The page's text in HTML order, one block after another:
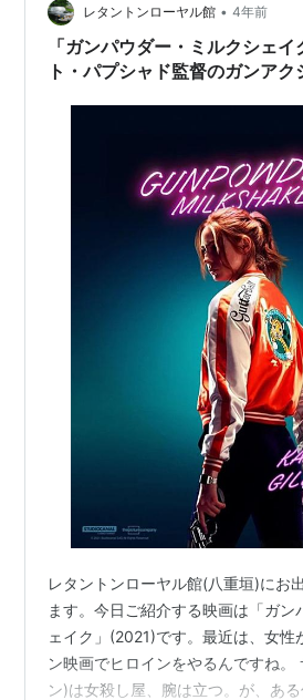
です。 でももうちょっと聴きたか
レタントンローヤル館 • 4年前
「ガンパウダー・ミルクシェ
ト・パプシャド監督のガンア
レタントンローヤル館(八重垣)にお
ます。今日ご紹介する映画は「ガン
ェイク」(2021)です。最近は、女性
ン映画でヒロインをやるんですね。
ン)は女殺し屋、腕は立つ。が、あ